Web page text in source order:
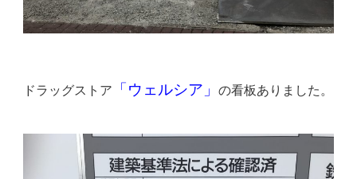
ドラッグストア 「ウェルシア」の看板ありました。